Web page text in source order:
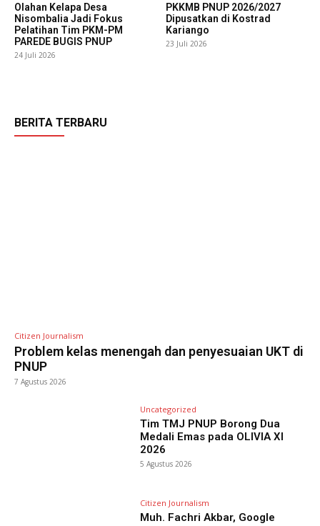
Olahan Kelapa Desa
Nisombalia Jadi Fokus
Pelatihan Tim PKM-PM
PAREDE BUGIS PNUP
24 Juli 2026
PKKMB PNUP 2026/2027
Dipusatkan di Kostrad
Kariango
23 Juli 2026
BERITA TERBARU
Citizen Journalism
Problem kelas menengah dan penyesuaian UKT di
PNUP
7 Agustus 2026
Uncategorized
Tim TMJ PNUP Borong Dua
Medali Emas pada OLIVIA XI
2026
5 Agustus 2026
Citizen Journalism
Muh. Fachri Akbar, Google